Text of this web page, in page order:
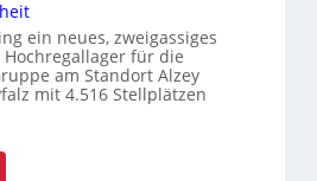
u
n
ein neues, zweigassiges
für die
am Standort Alzey
mit 4.516 Stellplätzen